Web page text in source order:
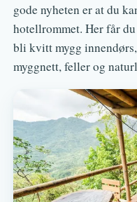
gode nyheten er at du
hotellrommet. Her får
bli kvitt mygg
myggnett, feller og